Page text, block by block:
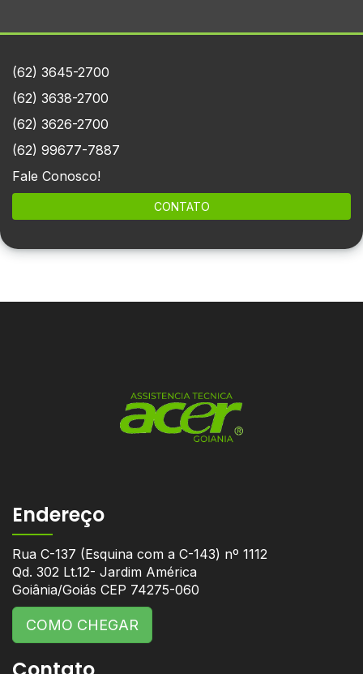
(62) 3645-2700
(62) 3638-2700
(62) 3626-2700
(62) 99677-7887
Fale Conosco!
CONTATO
Endereço
Rua C-137 (Esquina com a C-143) nº 1112
Qd. 302 Lt.12- Jardim América
Goiânia/Goiás CEP 74275-060
COMO CHEGAR